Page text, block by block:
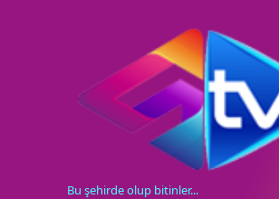
Bu şehirde olup bitinler...